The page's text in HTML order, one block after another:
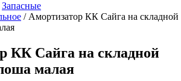
Запасные
/ Амортизатор КК Сайга на складной
КК Сайга на складной
малая